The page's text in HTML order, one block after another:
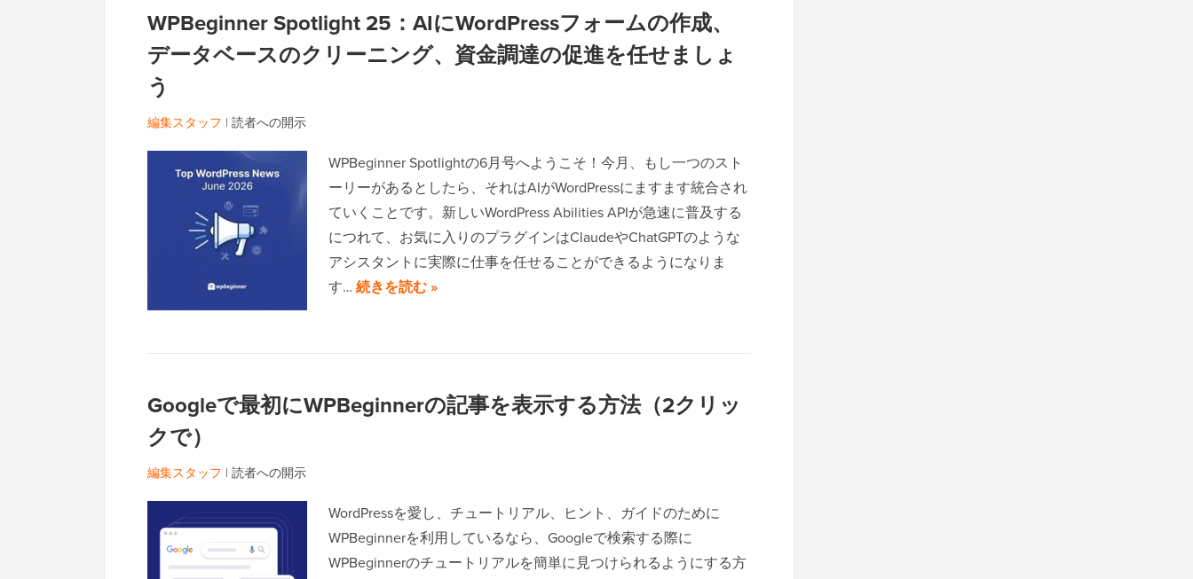
WPBeginner Spotlight 25：AIにWordPressフォームの作成、
データベースのクリーニング、資金調達の促進を任せましょ
う
編集スタッフ | 読者への開示
WPBeginner Spotlightの6月号へようこそ！今月、もし一つのスト
ーリーがあるとしたら、それはAIがWordPressにますます統合され
ていくことです。新しいWordPress Abilities APIが急速に普及する
につれて、お気に入りのプラグインはClaudeやChatGPTのような
アシスタントに実際に仕事を任せることができるようになりま
す… 続きを読む »
Googleで最初にWPBeginnerの記事を表示する方法（2クリッ
クで）
編集スタッフ | 読者への開示
WordPressを愛し、チュートリアル、ヒント、ガイドのために
WPBeginnerを利用しているなら、Googleで検索する際に
WPBeginnerのチュートリアルを簡単に見つけられるようにする方